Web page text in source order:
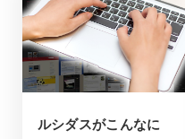
ルシダスがこんなに